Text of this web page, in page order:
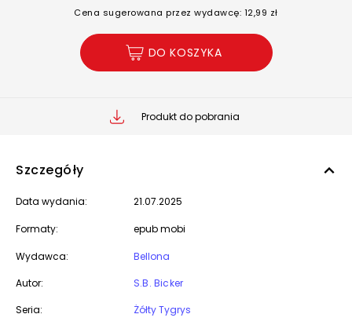
Cena sugerowana przez wydawcę: 12,99 zł
DO KOSZYKA
Produkt do pobrania
Szczegóły
Data wydania: 21.07.2025
Formaty: epub mobi
Wydawca:
Bellona
Autor:
S.B. Bicker
Seria:
Żółty Tygrys